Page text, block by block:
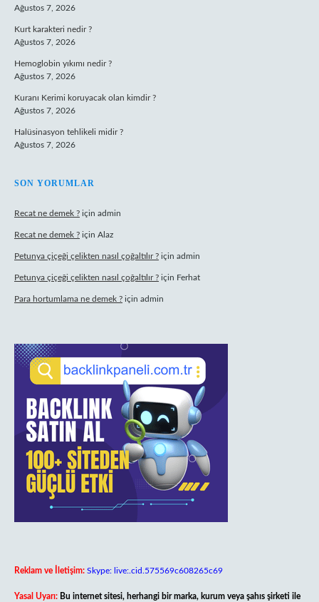
Ağustos 7, 2026
Kurt karakteri nedir ?
Ağustos 7, 2026
Hemoglobin yıkımı nedir ?
Ağustos 7, 2026
Kuranı Kerimi koruyacak olan kimdir ?
Ağustos 7, 2026
Halüsinasyon tehlikeli midir ?
Ağustos 7, 2026
SON YORUMLAR
Recat ne demek ? için admin
Recat ne demek ? için Alaz
Petunya çiçeği çelikten nasıl çoğaltılır ? için admin
Petunya çiçeği çelikten nasıl çoğaltılır ? için Ferhat
Para hortumlama ne demek ? için admin
Reklam ve İletişim: Skype: live:.cid.575569c608265c69
Yasal Uyarı: Bu internet sitesi, herhangi bir marka, kurum veya şahıs şirketi ile